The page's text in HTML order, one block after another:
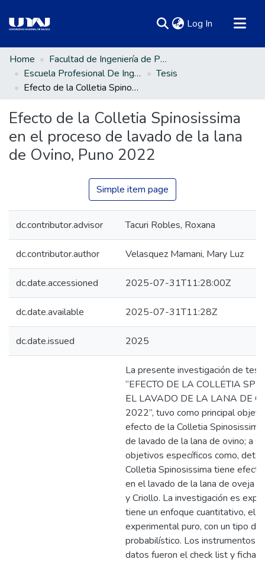
Log In (current)
Communities & Collections
All of DSpace
Statistics
Home
Facultad de Ingeniería de Procesos Industriales
Escuela Profesional De Ingeniería Textil Y De Confecciones
Tesis
Efecto de la Colletia Spinosissima en el proceso de lavado de la lana de Ovino, Puno 2022
Efecto de la Colletia Spinosissima
en el proceso de lavado de la lana
de Ovino, Puno 2022
Simple item page
dc.contributor.advisor Tacuri Robles, Roxana
dc.contributor.author Velasquez Mamani, Mary Luz
dc.date.accessioned 2025-07-31T11:28:00Z
dc.date.available 2025-07-31T11:28Z
dc.date.issued 2025
La presente investigación de
“EFECTO DE LA COLLETIA
EL LAVADO DE LA LANA DE
2022”, tuvo como principal
efecto de la Colletia
de lavado de la lana de ovino; a
objetivos específicos como,
Colletia Spinosissima tiene
en el lavado de la lana de oveja
y Criollo. La investigación es
tiene un enfoque cuantitativo, el
experimental puro, con un tipo
probabilístico. Los instrumentos
datos fueron el check list y ficha